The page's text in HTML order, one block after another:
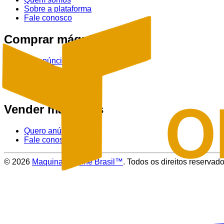
Sobre a plataforma
Fale conosco
Comprar máquinas
Ver anúncios
Vender máquinas
Quero anúnciar
Fale conosco
© 2026 Maquinas Online Brasil™. Todos os direitos